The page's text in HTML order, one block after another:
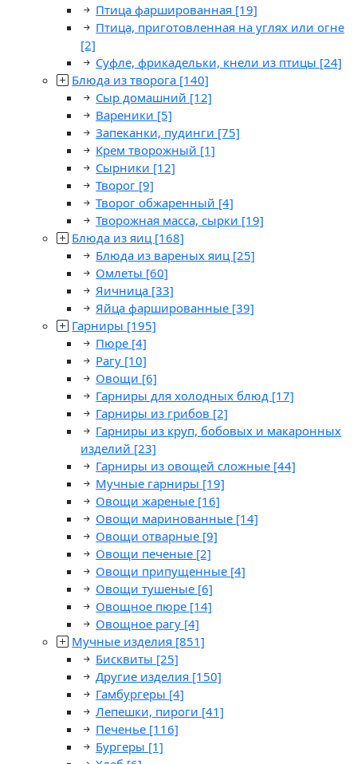
Птица фаршированная [19]
Птица, приготовленная на углях или огне
[2]
Суфле, фрикадельки, кнели из птицы [24]
Блюда из творога [140]
Сыр домашний [12]
Вареники [5]
Запеканки, пудинги [75]
Крем творожный [1]
Сырники [12]
Творог [9]
Творог обжаренный [4]
Творожная масса, сырки [19]
Блюда из яиц [168]
Блюда из вареных яиц [25]
Омлеты [60]
Яичница [33]
Яйца фаршированные [39]
Гарниры [195]
Пюре [4]
Рагу [10]
Овощи [6]
Гарниры для холодных блюд [17]
Гарниры из грибов [2]
Гарниры из круп, бобовых и макаронных
изделий [23]
Гарниры из овощей сложные [44]
Мучные гарниры [19]
Овощи жареные [16]
Овощи маринованные [14]
Овощи отварные [9]
Овощи печеные [2]
Овощи припущенные [4]
Овощи тушеные [6]
Овощное пюре [14]
Овощное рагу [4]
Мучные изделия [851]
Бисквиты [25]
Другие изделия [150]
Гамбургеры [4]
Лепешки, пироги [41]
Печенье [116]
Бургеры [1]